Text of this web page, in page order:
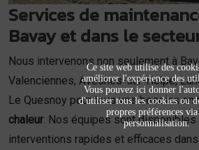
Services de
Bavay et dans le
Nous intervenons non seulement à
Valenciennes, Avesnes-sur-Helpe,
Le Quesnoy pour tous vos besoins en
chaleur. Nos équipes sont disponibles
interventions rapides et efficaces
Ce site web utilise des
améliorer l'expérience des
Vous pouvez ici donner
d'utiliser tous les cookies ou
propres préférences
personnalisation.